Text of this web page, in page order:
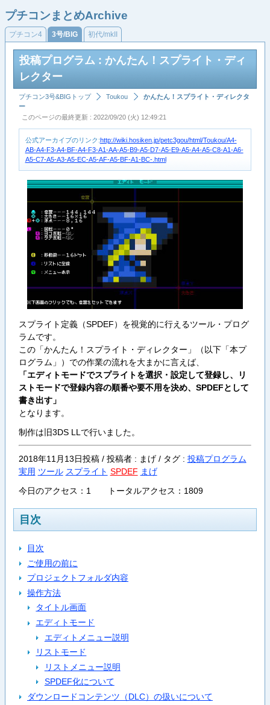
プチコンまとめArchive
プチコン4 3号/BIG 初代/mkII
投稿プログラム : かんたん！スプライト・ディ
レクター
プチコン3号&BIGトップ Toukou
かんたん！スプライト・ディレクタ
ー
このページの最終更新 : 2022/09/20 (火) 12:49:21
公式アーカイブのリンク:http://wiki.hosiken.jp/petc3gou/html/Toukou/A4-
AB-A4-F3-A4-BF-A4-F3-A1-AA-A5-B9-A5-D7-A5-E9-A5-A4-A5-C8-A1-A6-
A5-C7-A5-A3-A5-EC-A5-AF-A5-BF-A1-BC-.html
スプライト定義（SPDEF）を視覚的に行えるツール・プログ
ラムです。
この「かんたん！スプライト・ディレクター」（以下「本プ
ログラム」）での作業の流れを大まかに言えば、
「エディトモードでスプライトを選択・設定して登録し、リ
ストモードで登録内容の順番や要不用を決め、SPDEFとして
書き出す」
となります。
制作は旧3DS LLで行いました。
2018年11月13日投稿 / 投稿者 : まげ / タグ : 投稿プログラム
実用 ツール スプライト SPDEF まげ
今日のアクセス：1 トータルアクセス：1809
目次
目次
ご使用の前に
プロジェクトフォルダ内容
操作方法
タイトル画面
エディトモード
エディトメニュー説明
リストモード
リストメニュー説明
SPDEF化について
ダウンロードコンテンツ（DLC）の扱いについて